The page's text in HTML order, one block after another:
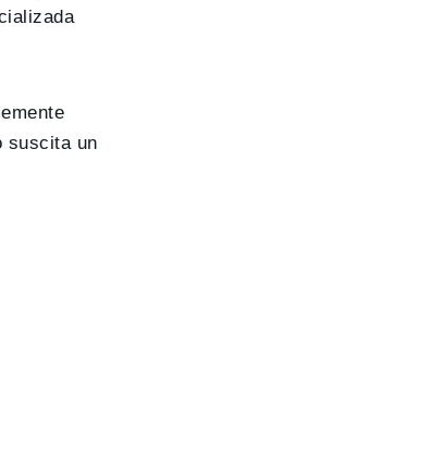
suscita un